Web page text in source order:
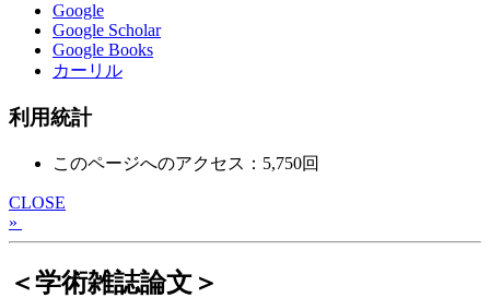
Google
Google Scholar
Google Books
カーリル
利用統計
このページへのアクセス：5,750回
CLOSE
»
＜学術雑誌論文＞